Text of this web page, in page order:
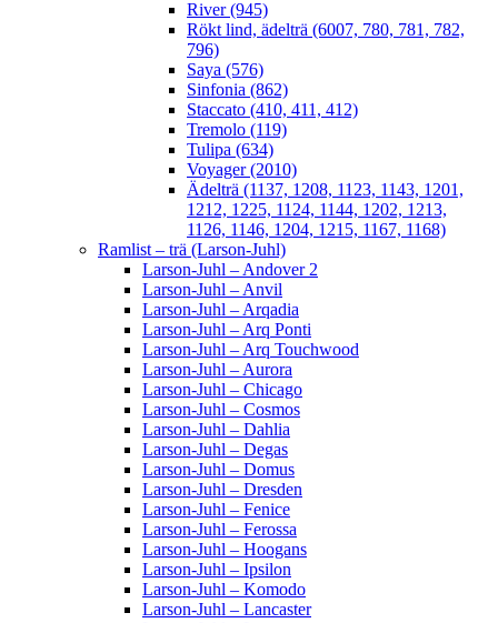
River (945)
Rökt lind, ädelträ (6007, 780, 781, 782,
796)
Saya (576)
Sinfonia (862)
Staccato (410, 411, 412)
Tremolo (119)
Tulipa (634)
Voyager (2010)
Ädelträ (1137, 1208, 1123, 1143, 1201,
1212, 1225, 1124, 1144, 1202, 1213,
1126, 1146, 1204, 1215, 1167, 1168)
Ramlist – trä (Larson-Juhl)
Larson-Juhl – Andover 2
Larson-Juhl – Anvil
Larson-Juhl – Arqadia
Larson-Juhl – Arq Ponti
Larson-Juhl – Arq Touchwood
Larson-Juhl – Aurora
Larson-Juhl – Chicago
Larson-Juhl – Cosmos
Larson-Juhl – Dahlia
Larson-Juhl – Degas
Larson-Juhl – Domus
Larson-Juhl – Dresden
Larson-Juhl – Fenice
Larson-Juhl – Ferossa
Larson-Juhl – Hoogans
Larson-Juhl – Ipsilon
Larson-Juhl – Komodo
Larson-Juhl – Lancaster